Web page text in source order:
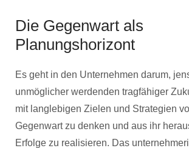
Die Gegenwart als
Planungshorizont
Es geht in den Unternehmen darum,
unmöglicher werdenden tragfähiger
mit langlebigen Zielen und Strategien
Gegenwart zu denken und aus ihr
Erfolge zu realisieren. Das